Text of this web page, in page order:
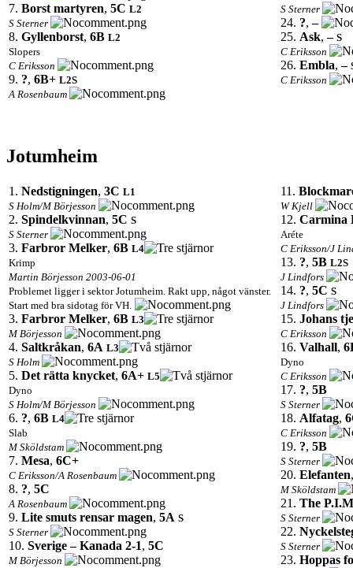
7. Borst martyren, 5C L2
S Sterner
8. Gyllenborst, 6B L2
Slopers
C Eriksson
9. ?, 6B+ L2S
A Rosenbaum
S Sterner
24. ?,–
25. Ask,– S
C Eriksson
26. Embla,–
C Eriksson
Jotumheim
1. Nedstigningen, 3C L1
S Holm/M Börjesson
2. Spindelkvinnan, 5C S
S Sterner
3. Farbror Melker, 6B L4
Krimp
Martin Börjesson 2003-06-01
Problemet ligger i sektor Jotumheim. Rakt upp, något vänster.
Start med bra sidotag för VH.
3. Farbror Melker, 6B L3
M Börjesson
4. Saltkråkan, 6A L3
S Holm
5. Det rätta knycket, 6A+ L5
Dyno
S Holm/M Börjesson
6. ?, 6B L4
Slab
M Sköldstam
7. Mesa, 6C+
C Eriksson/A Rosenbaum
8. ?, 5C
A Rosenbaum
9. Lite smuts rensar magen, 5A S
S Sterner
10. Sverige – Kanada 2-1, 5C
M Börjesson
11.
W Kjell
12. Carmina
Aréte
C Eriksson/J
13. ?, 5B L2S
J Lindfors
14. ?, 5C S
J Lindfors
15. Johans
C Eriksson
16. Valhall,
Dyno
C Eriksson
17. ?, 5B
S Sterner
18. Alfatag,
C Eriksson
19. ?, 5B
S Sterner
20. Elefanten
M Sköldstam
21. The
S Sterner
22.
S Sterner
23. Hoppas